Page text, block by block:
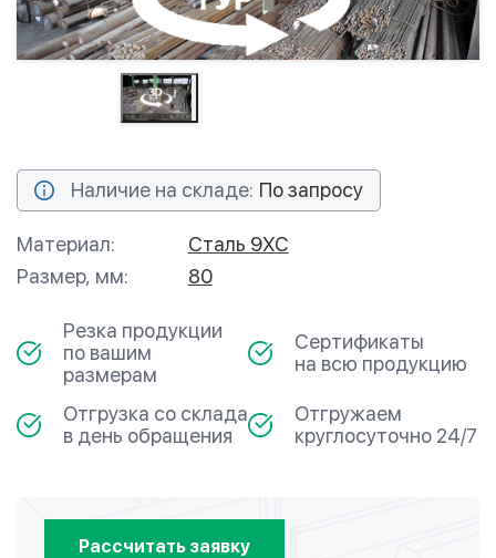
Наличие на складе: По запросу
Материал:
Сталь 9ХС
Размер, мм:
80
Резка продукции
по вашим
размерам
Сертификаты
на всю продукцию
Отгрузка со склада
в день обращения
Отгружаем
круглосуточно 24/7
Рассчитать заявку